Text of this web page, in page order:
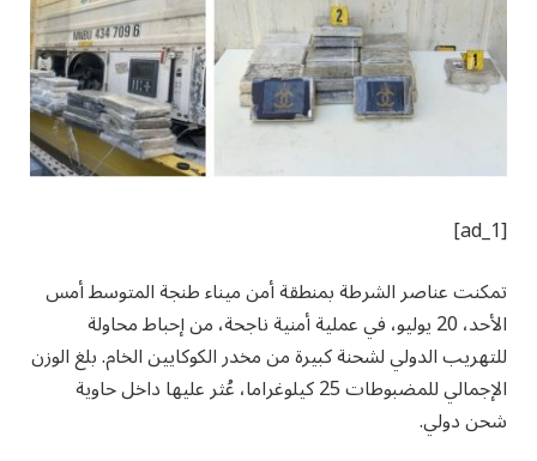
[ad_1]
تمكنت عناصر الشرطة بمنطقة أمن ميناء طنجة المتوسط أمس
الأحد، 20 يوليو، في عملية أمنية ناجحة، من إحباط محاولة
للتهريب الدولي لشحنة كبيرة من مخدر الكوكايين الخام. بلغ الوزن
الإجمالي للمضبوطات 25 كيلوغراما، عُثر عليها داخل حاوية
شحن دولي.